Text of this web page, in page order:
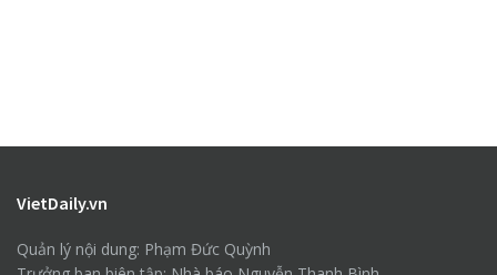
VietDaily.vn
Quản lý nội dung: Phạm Đức Quỳnh